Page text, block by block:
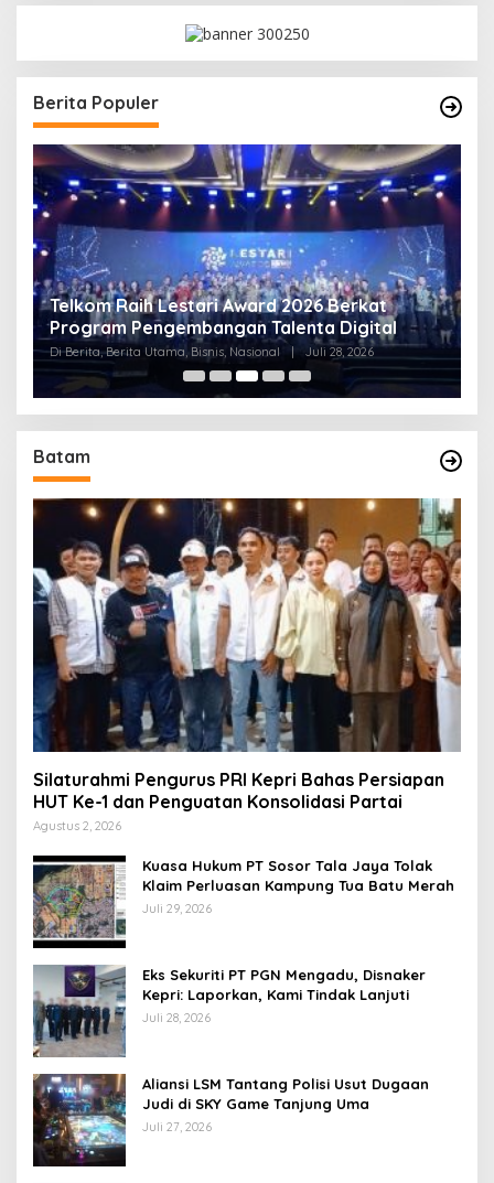
Berita Populer
Telkom Raih Lestari Award 2026 Berkat
Program Pengembangan Talenta Digital
Di Berita, Berita Utama, Bisnis, Nasional | Juli 28, 2026
Batam
Silaturahmi Pengurus PRI Kepri Bahas Persiapan
HUT Ke-1 dan Penguatan Konsolidasi Partai
Agustus 2, 2026
Kuasa Hukum PT Sosor Tala Jaya Tolak
Klaim Perluasan Kampung Tua Batu Merah
Juli 29, 2026
Eks Sekuriti PT PGN Mengadu, Disnaker
Kepri: Laporkan, Kami Tindak Lanjuti
Juli 28, 2026
Aliansi LSM Tantang Polisi Usut Dugaan
Judi di SKY Game Tanjung Uma
Juli 27, 2026